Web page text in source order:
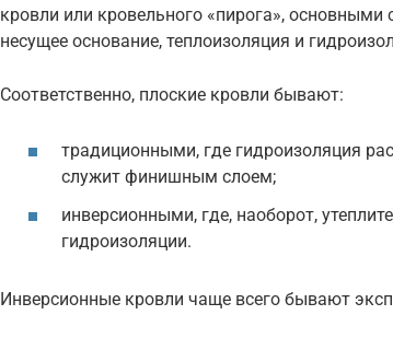
кровли или кровельного «пирога»,
несущее основание, теплоизоляция и
Соответственно, плоские кровли бывают:
традиционными, где гидроизоляция
служит финишным слоем;
инверсионными, где, наоборот,
гидроизоляции.
Инверсионные кровли чаще всего бывают